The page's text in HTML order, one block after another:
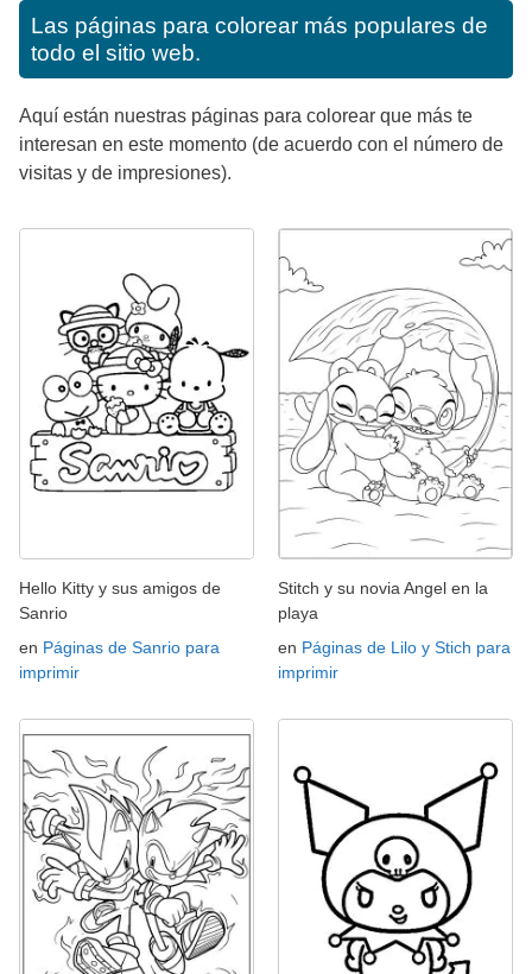
Las páginas para colorear más populares de
todo el sitio web.
Aquí están nuestras páginas para colorear que más te
interesan en este momento (de acuerdo con el número de
visitas y de impresiones).
Hello Kitty y sus amigos de
Sanrio
en Páginas de Sanrio para
imprimir
Stitch y su novia Angel en la
playa
en Páginas de Lilo y Stich para
imprimir